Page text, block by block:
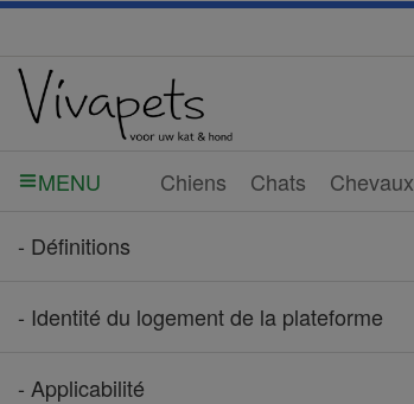
MENU Chiens Chats Chevaux
- Définitions
- Identité du logement de la plateforme
- Applicabilité